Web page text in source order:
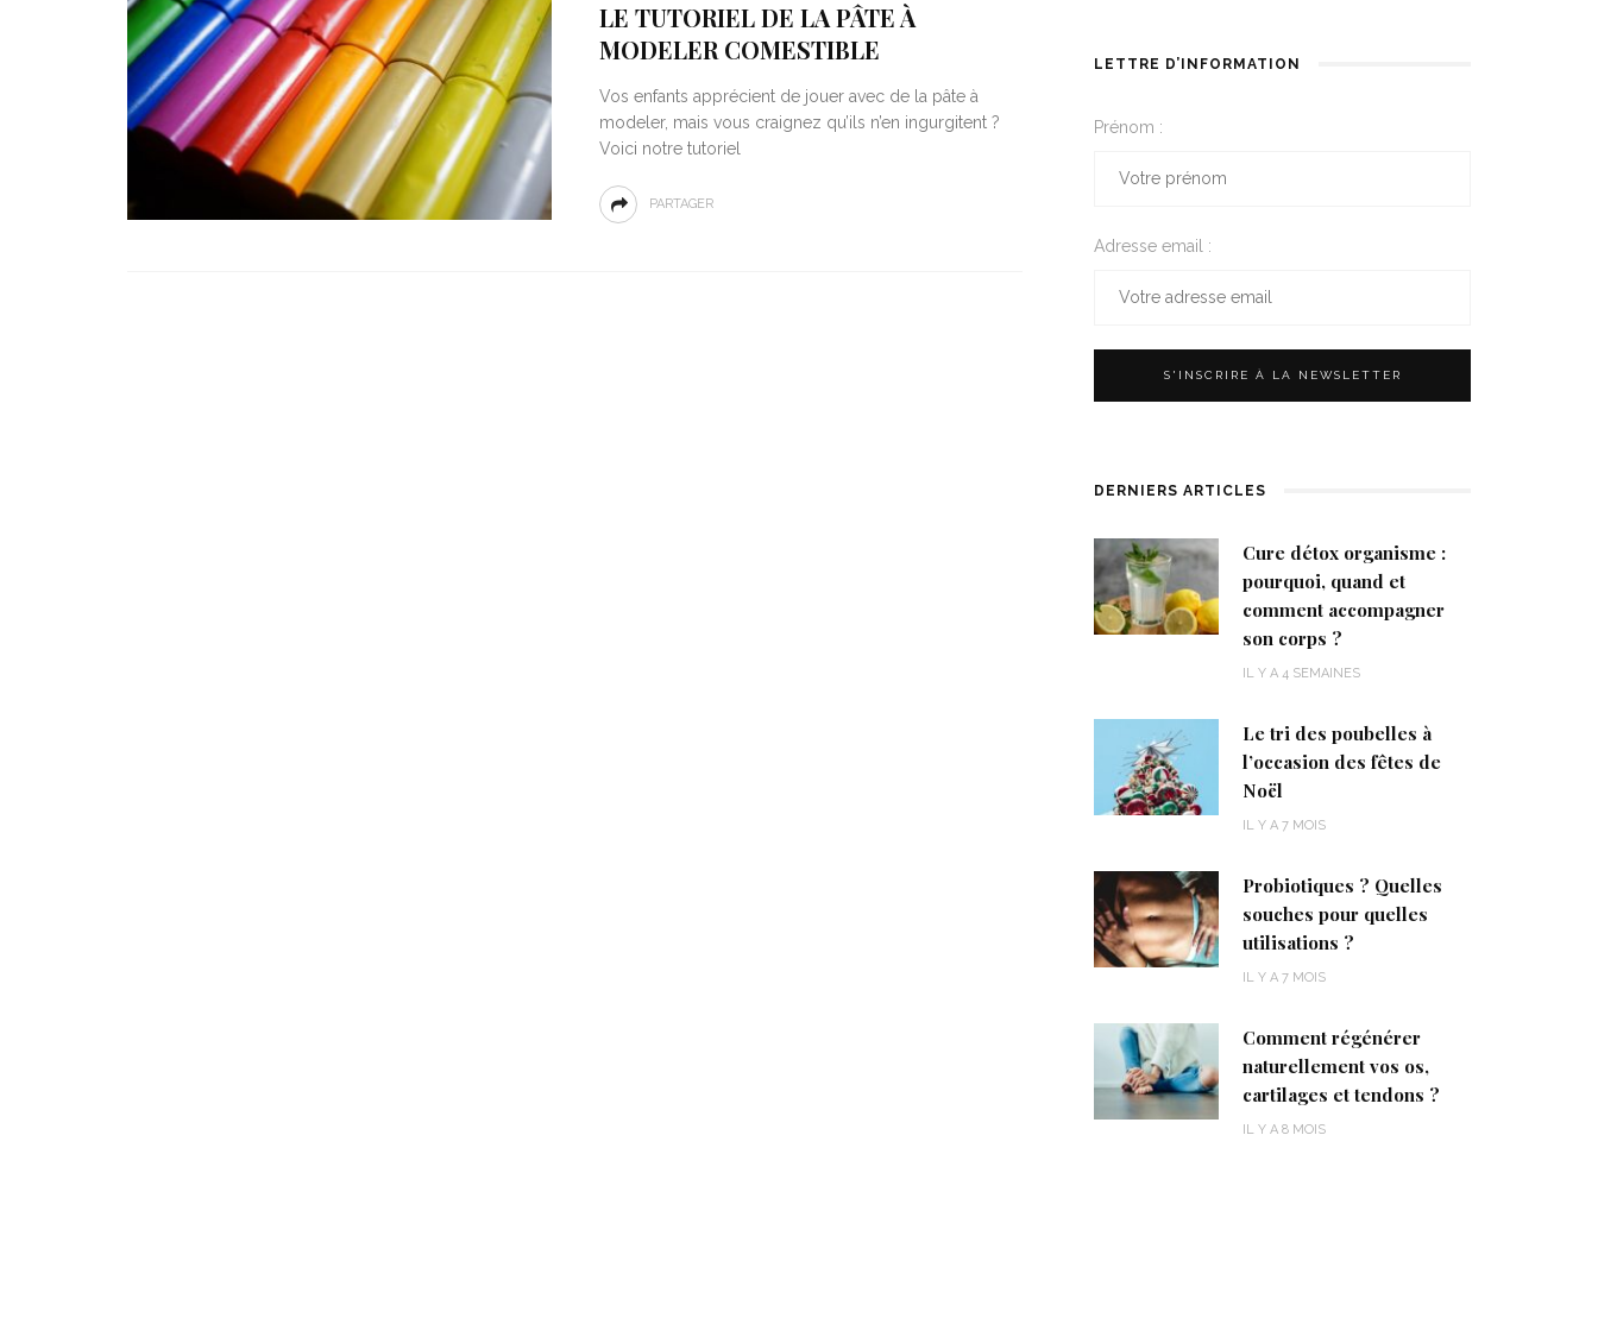
LE TUTORIEL DE LA PÂTE À
MODELER COMESTIBLE
Vos enfants apprécient de jouer avec de la pâte à
modeler, mais vous craignez qu’ils n’en ingurgitent ?
Voici notre tutoriel
PARTAGER
LETTRE D’INFORMATION
Prénom :
Adresse email :
DERNIERS ARTICLES
Cure détox organisme :
pourquoi, quand et
comment accompagner
son corps ?
IL Y A 4 SEMAINES
Le tri des poubelles à
l’occasion des fêtes de
Noël
IL Y A 7 MOIS
Probiotiques ? Quelles
souches pour quelles
utilisations ?
IL Y A 7 MOIS
Comment régénérer
naturellement vos os,
cartilages et tendons ?
IL Y A 8 MOIS